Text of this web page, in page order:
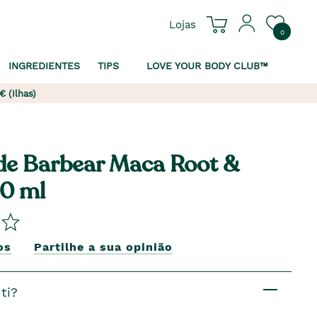
Lojas
0
INGREDIENTES TIPS LOVE YOUR BODY CLUB™
(Ilhas)
Barbear Maca Root &
ml
Partilhe a sua opinião